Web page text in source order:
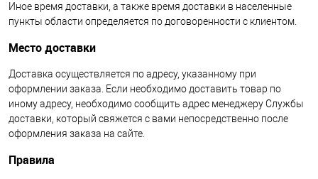
Иное время доставки, а также время доставки в населенные
пункты области определяется по договоренности с клиентом.
Место доставки
Доставка осуществляется по адресу, указанному при
оформлении заказа. Если необходимо доставить товар по
иному адресу, необходимо сообщить адрес менеджеру Службы
доставки, который свяжется с вами непосредственно после
оформления заказа на сайте.
Правила